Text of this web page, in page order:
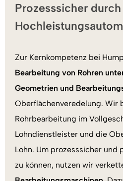
Prozesssicher durch
Zur Kernkompetenz bei
Bearbeitung von Rohren
Geometrien und
Oberflächenveredelung. Wir
Rohrbearbeitung im
Lohndienstleister und die
Lohn. Um prozesssicher und
zu können, nutzen wir